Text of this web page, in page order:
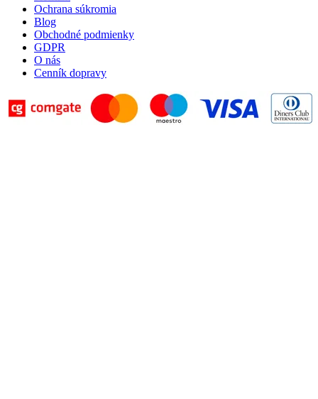
Ochrana súkromia
Blog
Obchodné podmienky
GDPR
O nás
Cenník dopravy